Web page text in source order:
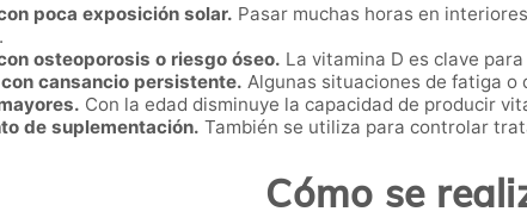
poca exposición solar. Pasar muchas horas en
osteoporosis o riesgo óseo. La vitamina D es clave
cansancio persistente. Algunas situaciones de fatiga o
Con la edad disminuye la capacidad de producir
de suplementación. También se utiliza para controlar
Cómo se